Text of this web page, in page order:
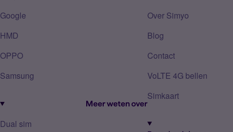
Google
HMD
OPPO
Samsung
Meer weten over
Dual sim
Over Simyo
Blog
Contact
VoLTE 4G bellen
Simkaart